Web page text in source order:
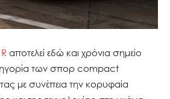
αποτελεί εδώ και χρόνια σημείο
των σπορ compact
με συνέπεια την κορυφαία